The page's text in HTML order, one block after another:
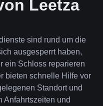
Leetza
sind rund um die
ausgesperrt haben,
ein Schloss reparieren
bieten schnelle Hilfe vor
Standort und
Anfahrtszeiten und